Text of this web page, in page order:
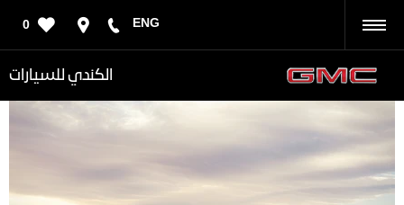
ENG
0
الكندي للسيارات